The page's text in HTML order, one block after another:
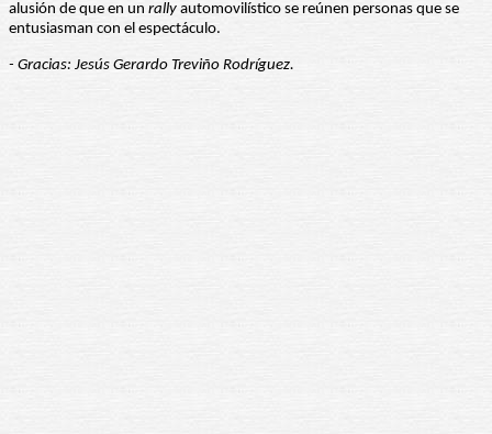
alusión de que en un rally automovilístico se reúnen personas que se
entusiasman con el espectáculo.
- Gracias: Jesús Gerardo Treviño Rodríguez.